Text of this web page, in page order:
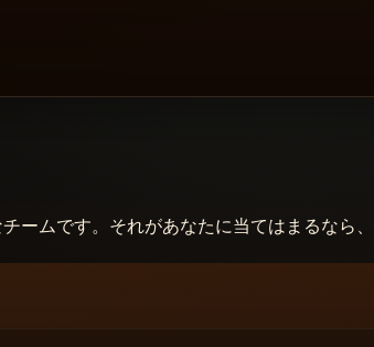
ームです。それがあなたに当てはまるなら